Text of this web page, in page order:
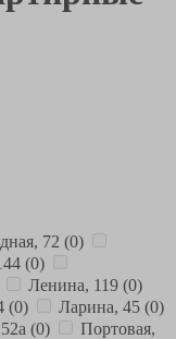
72 (0)
(0)
Ленина, 119 (0)
(0) Ларина, 45 (0)
(0)
Портовая,